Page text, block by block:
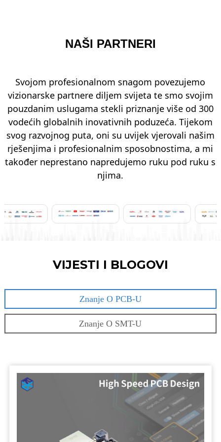
NAŠI PARTNERI
Svojom profesionalnom snagom povezujemo
vizionarske partnere diljem svijeta te smo svojim
pouzdanim uslugama stekli priznanje više od 300
vodećih globalnih inovativnih poduzeća. Tijekom
svog razvojnog puta, oni su uvijek vjerovali našim
rješenjima i profesionalnim sposobnostima, a mi
također neprestano napredujemo ruku pod ruku s
njima.
VIJESTI I BLOGOVI
Znanje O PCB-U
Znanje O SMT-U